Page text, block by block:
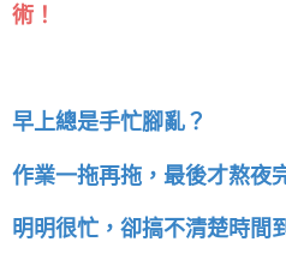
術！
早上總是手忙腳亂？
作業一拖再拖，最後才熬夜
明明很忙，卻搞不清楚時間